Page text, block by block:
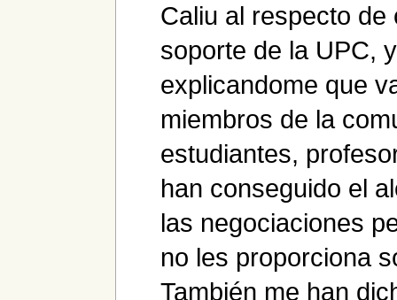
Caliu al respecto
soporte de la UPC,
explicandome que
miembros de la
estudiantes,
han conseguido el
las negociaciones
no les proporciona
También me han